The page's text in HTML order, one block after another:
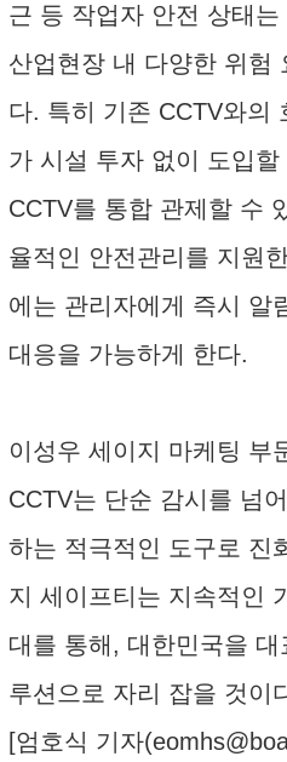
근 등 작업자 안전 상태
산업현장 내 다양한 위험
다. 특히 기존 CCTV와의
가 시설 투자 없이 도입할
CCTV를 통합 관제할 수
율적인 안전관리를 지원
에는 관리자에게 즉시 알
대응을 가능하게 한다.
이성우 세이지 마케팅 부
CCTV는 단순 감시를 넘
하는 적극적인 도구로 진
지 세이프티는 지속적인
대를 통해, 대한민국을
루션으로 자리 잡을 것이
[엄호식 기자(